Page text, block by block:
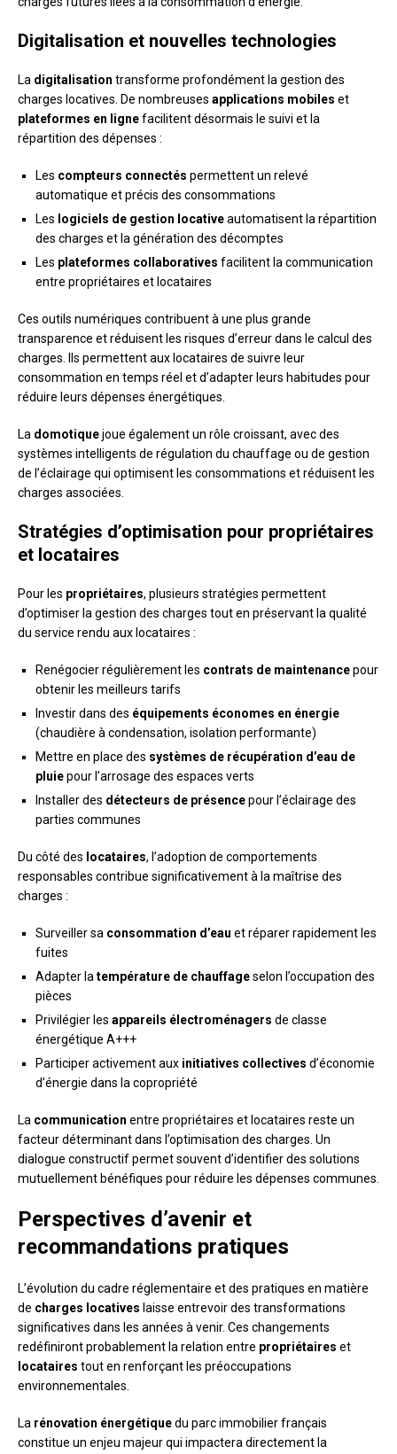
Digitalisation et nouvelles technologies
La digitalisation transforme profondément la gestion des
charges locatives. De nombreuses applications mobiles et
plateformes en lignefacilitent désormais le suivi et la
répartition des dépenses :
Les compteurs connectés permettent un relevé
automatique et précis des consommations
Les logiciels de gestion locativeautomatisent la répartition
des charges et la génération des décomptes
Les plateformes collaboratives facilitent la communication
entre propriétaires et locataires
Ces outils numériques contribuent à une plus grande
transparence et réduisent les risques d’erreur dans le calcul des
charges. Ils permettent aux locataires de suivre leur
consommation en temps réel et d’adapter leurs habitudes pour
réduire leurs dépenses énergétiques.
La domotiquejoue également un rôle croissant, avec des
systèmes intelligents de régulation du chauffage ou de gestion
de l’éclairage qui optimisent les consommations et réduisent les
charges associées.
Stratégies d’optimisation pour propriétaires
et locataires
Pour les propriétaires, plusieurs stratégies permettent
d’optimiser la gestion des charges tout en préservant la qualité
du service rendu aux locataires :
Renégocier régulièrement les contrats de maintenancepour
obtenir les meilleurs tarifs
Investir dans des équipements économes en énergie
(chaudière à condensation, isolation performante)
Mettre en place des systèmes de récupération d’eau de
pluiepour l’arrosage des espaces verts
Installer des détecteurs de présencepour l’éclairage des
parties communes
Du côté des locataires, l’adoption de comportements
responsables contribue significativement à la maîtrise des
charges :
Surveiller sa consommation d’eau et réparer rapidement les
fuites
Adapter la température de chauffageselon l’occupation des
pièces
Privilégier les appareils électroménagers de classe
énergétique A+++
Participer activement aux initiatives collectives d’économie
d’énergie dans la copropriété
La communication entre propriétaires et locataires reste un
facteur déterminant dans l’optimisation des charges. Un
dialogue constructif permet souvent d’identifier des solutions
mutuellement bénéfiques pour réduire les dépenses communes.
Perspectives d’avenir et
recommandations pratiques
L’évolution du cadre réglementaire et des pratiques en matière
de charges locatives laisse entrevoir des transformations
significatives dans les années à venir. Ces changements
redéfiniront probablement la relation entre propriétaires et
locataires tout en renforçant les préoccupations
environnementales.
La rénovation énergétiquedu parc immobilier français
constitue un enjeu majeur qui impactera directement la